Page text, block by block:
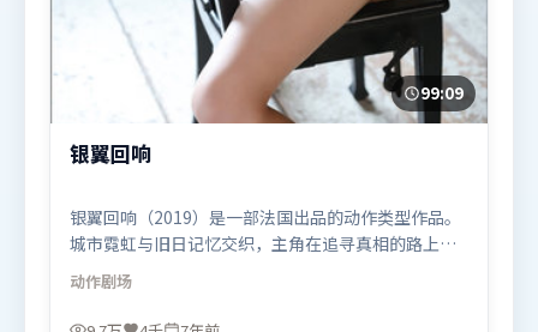
99:09
银翼回响
银翼回响（2019）是一部法国出品的动作类型作品。
城市霓虹与旧日记忆交织，主角在追寻真相的路上不
断付出代价。高潮段落信息密度高，情绪释放与主题
回扣同时完成。由张艺谋执导，段奕宏、刘亦菲、周
冬雨，奥卡菲娜、堺雅人、全智贤等联袂出演。影片
动作剧场